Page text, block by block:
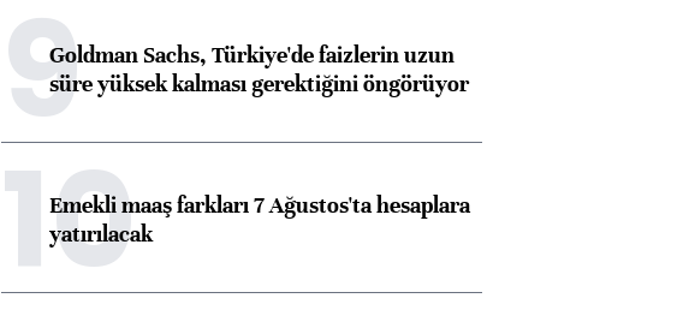
9Goldman Sachs, Türkiye'de faizlerin uzun
süre yüksek kalması gerektiğini öngörüyor
10
Emekli maaş farkları 7 Ağustos'ta hesaplara
yatırılacak